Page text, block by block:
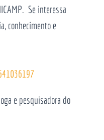
Se interessa
conhecimento e
e pesquisadora do